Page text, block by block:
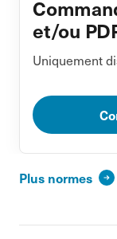
et/ou
Uniquement
Plus normes